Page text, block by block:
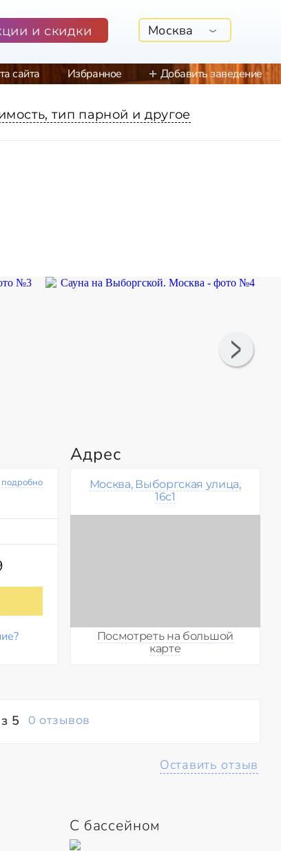
и скидки Москва
сайта Избранное Добавить заведение
тип парной и другое
подробно
Адрес
Москва, Выборгская улица,
16с1
Посмотреть на большой
карте
5 0 отзывов
Оставить отзыв
С бассейном